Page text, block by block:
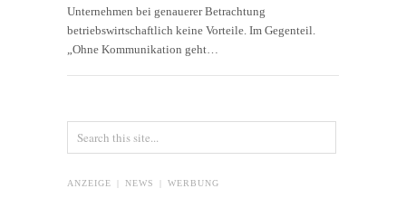
Unternehmen bei genauerer Betrachtung
betriebswirtschaftlich keine Vorteile. Im Gegenteil.
„Ohne Kommunikation geht…
ANZEIGE | NEWS | WERBUNG